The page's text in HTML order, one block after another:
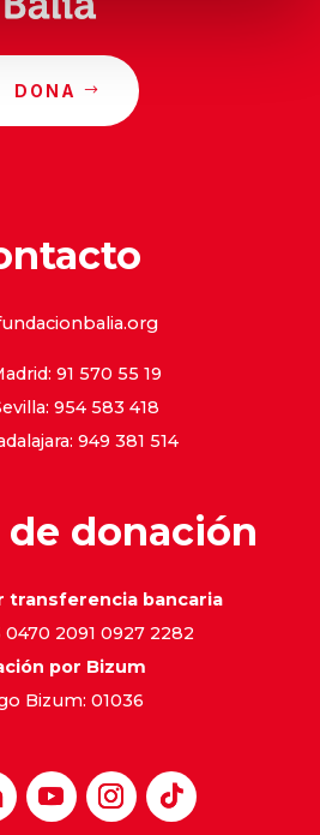
DONA
91 570 55 19
954 583 418
949 381 514
de donación
transferencia bancaria
0470 2091 0927 2282
por Bizum
Bizum: 01036